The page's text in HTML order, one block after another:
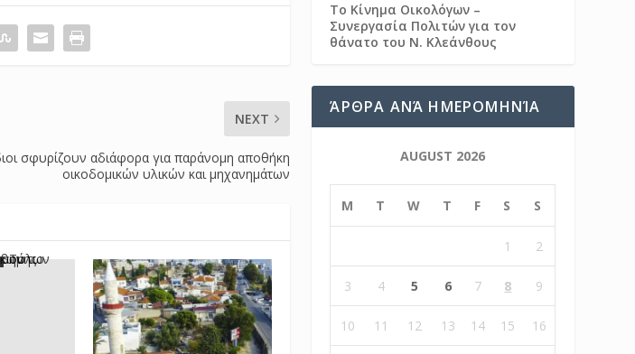
NEXT
σφυρίζουν αδιάφορα για παράνομη αποθήκη
οικοδομικών υλικών και μηχανημάτων
Το Κίνημα Οικολόγων –
Συνεργασία Πολιτών για τον
θάνατο του Ν. Κλεάνθους
ΆΡΘΡΑ ΑΝΆ ΗΜΕΡΟΜΗΝΊΑ
AUGUST 2026
M T W T F S S
1 2
3 4 5 6 7 8 9
10 11 12 13 14 15 16